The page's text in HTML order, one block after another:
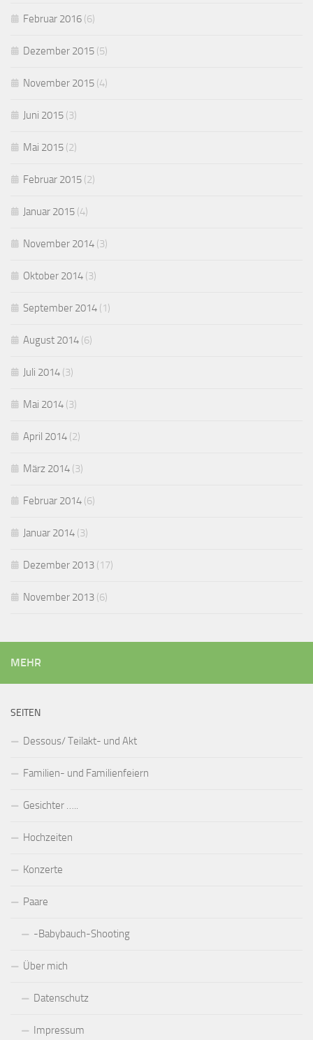
Februar 2016 (6)
Dezember 2015 (5)
November 2015 (4)
Juni 2015 (3)
Mai 2015 (2)
Februar 2015 (2)
Januar 2015 (4)
November 2014 (3)
Oktober 2014 (3)
September 2014 (1)
August 2014 (6)
Juli 2014 (3)
Mai 2014 (3)
April 2014 (2)
März 2014 (3)
Februar 2014 (6)
Januar 2014 (3)
Dezember 2013 (17)
November 2013 (6)
MEHR
SEITEN
Dessous/ Teilakt- und Akt
Familien- und Familienfeiern
Gesichter …..
Hochzeiten
Konzerte
Paare
-Babybauch-Shooting
Über mich
Datenschutz
Impressum